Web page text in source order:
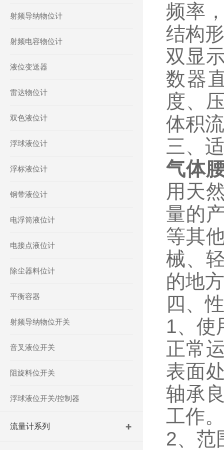
射频导纳物位计
射频电容物位计
液位变送器
雷达物位计
双色液位计
浮球液位计
浮标液位计
钢带液位计
电浮筒液位计
电接点液位计
除尘器料位计
平衡容器
射频导纳物位开关
音叉液位开关
阻旋料位开关
浮球液位开关/控制器
流量计系列
频率
结构
双显
数器
度、
体积
三、
气体
用天
量的
等其
械、
的地
四、
1、使
正常
表面
轴承
工作。
2、范